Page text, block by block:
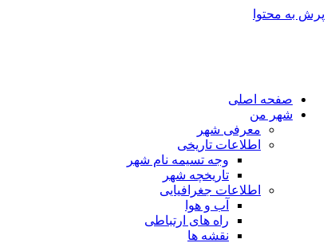
پرش به محتوا
صفحه اصلی
شهر من
معرفی شهر
اطلاعات تاریخی
وجه تسیمه نام شهر
تاریخچه شهر
اطلاعات جغرافیایی
آب و هوا
راه های ارتباطی
نقشه ها